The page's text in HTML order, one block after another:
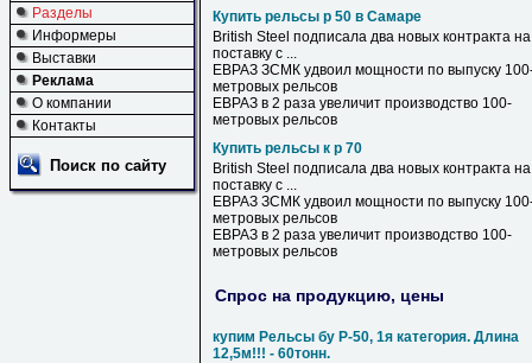
Разделы
Информеры
Выставки
Реклама
О компании
Контакты
Поиск по сайту
Купить рельсы р 50 в Самаре
British Steel подписала два новых контракта на
поставку с ...
ЕВРАЗ ЗСМК удвоил мощности по выпуску
метровых рельсов
ЕВРАЗ в 2 раза увеличит производство 100-
метровых рельсов
Купить рельсы к р 70
British Steel подписала два новых контракта на
поставку с ...
ЕВРАЗ ЗСМК удвоил мощности по выпуску
метровых рельсов
ЕВРАЗ в 2 раза увеличит производство 100-
метровых рельсов
Спрос на продукцию, цены
купим Рельсы бу Р-50, 1я категория. Длина
12,5м!!! - 60тонн.